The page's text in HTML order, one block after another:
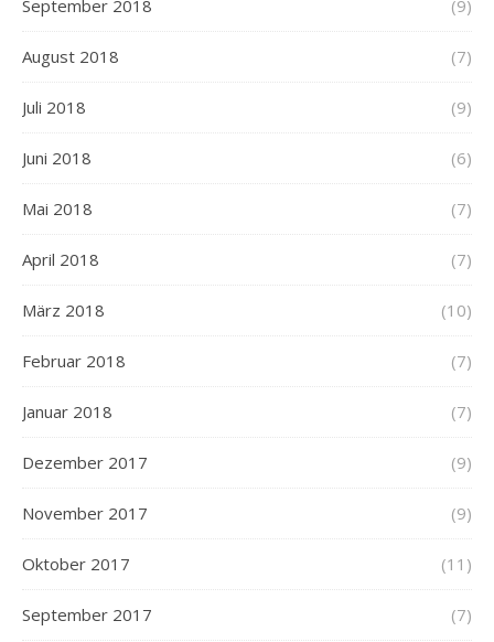
September 2018 (9)
August 2018 (7)
Juli 2018 (9)
Juni 2018 (6)
Mai 2018 (7)
April 2018 (7)
März 2018 (10)
Februar 2018 (7)
Januar 2018 (7)
Dezember 2017 (9)
November 2017 (9)
Oktober 2017 (11)
September 2017 (7)